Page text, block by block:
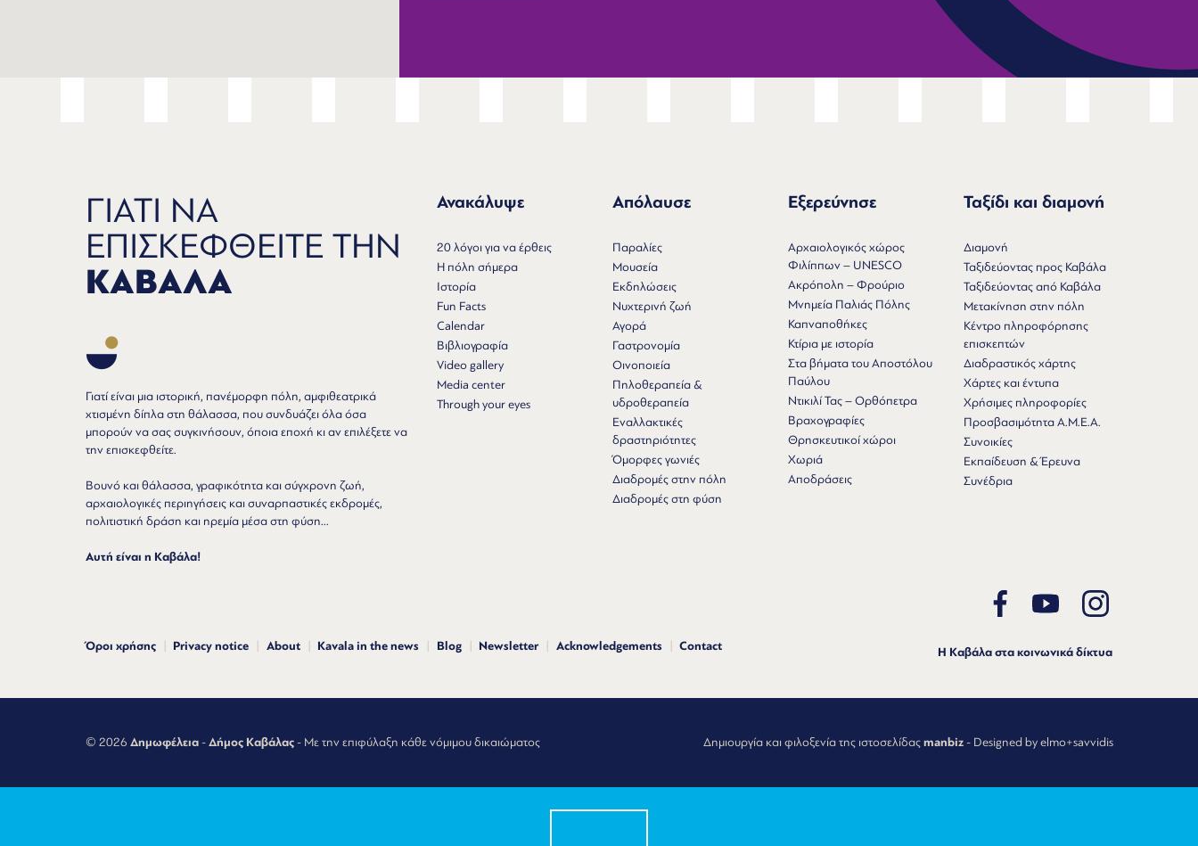
ΓΙΑΤΙ ΝΑ
ΕΠΙΣΚΕΦΘΕΙΤΕ ΤΗΝ
ΚΑΒΑΛΑ
Γιατί είναι μια ιστορική, πανέμορφη πόλη, αμφιθεατρικά
χτισμένη δίπλα στη θάλασσα, που συνδυάζει όλα όσα
μπορούν να σας συγκινήσουν, όποια εποχή κι αν επιλέξετε να
την επισκεφθείτε.
Βουνό και θάλασσα, γραφικότητα και σύγχρονη ζωή,
αρχαιολογικές περιηγήσεις και συναρπαστικές εκδρομές,
πολιτιστική δράση και ηρεμία μέσα στη φύση...
Αυτή είναι η Καβάλα!
Ανακάλυψε
20 λόγοι για να έρθεις
Η πόλη σήμερα
Ιστορία
Fun Facts
Calendar
Βιβλιογραφία
Video gallery
Media center
Through your eyes
Απόλαυσε
Παραλίες
Μουσεία
Εκδηλώσεις
Νυχτερινή ζωή
Αγορά
Γαστρονομία
Οινοποιεία
Πηλοθεραπεία &
υδροθεραπεία
Εναλλακτικές
δραστηριότητες
Όμορφες γωνιές
Διαδρομές στην πόλη
Διαδρομές στη φύση
Εξερεύνησε
Αρχαιολογικός χώρος
Φιλίππων – UNESCO
Ακρόπολη – Φρούριο
Μνημεία Παλιάς Πόλης
Καπναποθήκες
Κτίρια με ιστορία
Στα βήματα του Αποστόλου
Παύλου
Ντικιλί Τας – Ορθόπετρα
Βραχογραφίες
Θρησκευτικοί χώροι
Χωριά
Αποδράσεις
Ταξίδι και διαμονή
Διαμονή
Ταξιδεύοντας προς Καβάλα
Ταξιδεύοντας από Καβάλα
Μετακίνηση στην πόλη
Κέντρο πληροφόρησης
επισκεπτών
Διαδραστικός χάρτης
Χάρτες και έντυπα
Χρήσιμες πληροφορίες
Προσβασιμότητα Α.Μ.Ε.Α.
Συνοικίες
Εκπαίδευση & Έρευνα
Συνέδρια
Όροι χρήσης Privacy notice About Kavala in the news Blog Newsletter Acknowledgements Contact Η Καβάλα στα κοινωνικά δίκτυα
© 2026 Δημωφέλεια- Δήμος Καβάλας- Με την επιφύλαξη κάθε νόμιμου δικαιώματος Δημιουργία και φιλοξενία της ιστοσελίδας manbiz- Designed by elmo+savvidis